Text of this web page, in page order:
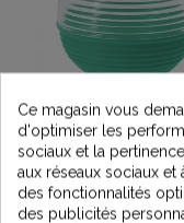
La Carafe
Lagune
19,90 €
Ce magasin vous
d'optimiser les
sociaux et la
aux réseaux sociaux
des fonctionnalités
des publicités